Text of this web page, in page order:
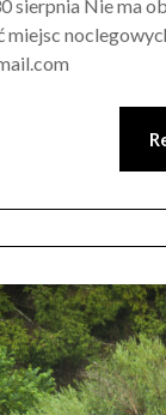
sierpnia Nie ma
miejsc